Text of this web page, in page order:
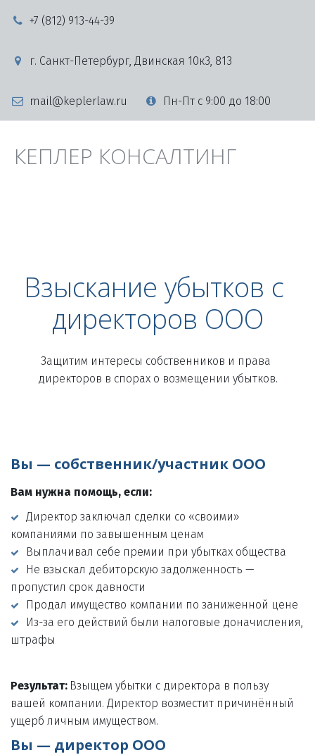
+7 (812) 913-44-39
г. Санкт-Петербург, Двинская 10к3, 813
mail@keplerlaw.ru Пн-Пт с 9:00 до 18:00
КЕПЛЕР КОНСАЛТИНГ
Взыскание убытков с
директоров ООО
Защитим интересы собственников и права
директоров в спорах о возмещении убытков.
Вы — собственник/участник ООО
Вам нужна помощь, если:
Директор заключал сделки со «своими»
компаниями по завышенным ценам
Выплачивал себе премии при убытках общества
Не взыскал дебиторскую задолженность —
пропустил срок давности
Продал имущество компании по заниженной цене
Из-за его действий были налоговые доначисления,
штрафы
Результат: Взыщем убытки с директора в пользу
вашей компании. Директор возместит причинённый
ущерб личным имуществом.
Вы — директор ООО